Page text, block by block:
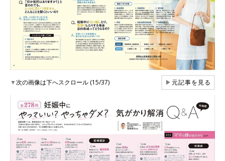
▼次の画像は下へスクロール (15/37) ▶元記事を見る